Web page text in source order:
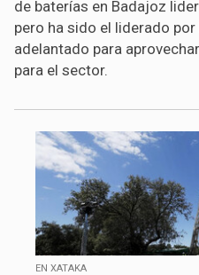
de baterías en Badajoz
pero ha sido el liderado por
adelantado para
para el sector.
EN XATAKA